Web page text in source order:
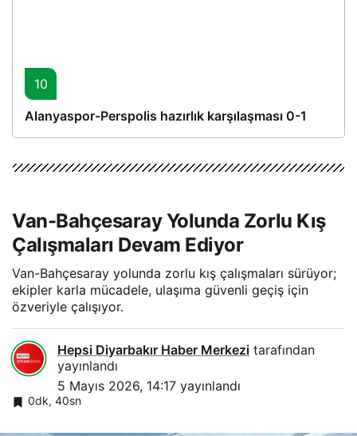
10
Alanyaspor-Perspolis hazırlık karşılaşması 0-1
Van-Bahçesaray Yolunda Zorlu Kış
Çalışmaları Devam Ediyor
Van-Bahçesaray yolunda zorlu kış çalışmaları sürüyor;
ekipler karla mücadele, ulaşıma güvenli geçiş için
özveriyle çalışıyor.
Hepsi Diyarbakır Haber Merkezi tarafından
yayınlandı
5 Mayıs 2026, 14:17 yayınlandı
0dk, 40sn